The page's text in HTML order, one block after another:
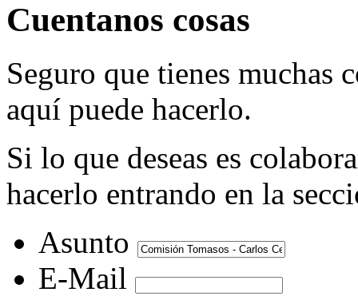
Cuentanos cosas
Seguro que tienes muchas
aquí puede hacerlo.
Si lo que deseas es
hacerlo entrando en la
Asunto
E-Mail